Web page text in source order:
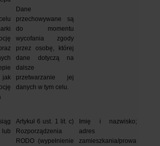
jak
Dane
przechowywane są
do momentu
wycofania zgody
przez osobę, której
dane dotyczą na
dalsze
przetwarzanie jej
danych w tym celu.
Artykuł 6 ust. 1 lit. c)
Rozporządzenia
RODO (wypełnienie
Imię i nazwisko;
adres
zamieszkania/prowa